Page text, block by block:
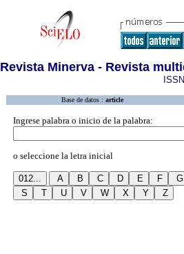
Revista Minerva - Revista
Base de datos : article
Ingrese palabra o inicio de la palabra:
o seleccione la letra inicial